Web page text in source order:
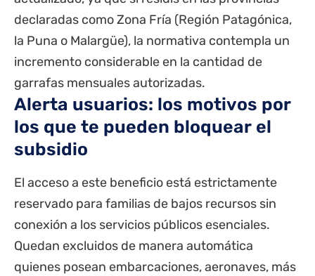
declaradas como Zona Fría (Región Patagónica,
la Puna o Malargüe), la normativa contempla un
incremento considerable en la cantidad de
garrafas mensuales autorizadas.
Alerta usuarios: los motivos por
los que te pueden bloquear el
subsidio
El acceso a este beneficio está estrictamente
reservado para familias de bajos recursos sin
conexión a los servicios públicos esenciales.
Quedan excluidos de manera automática
quienes posean embarcaciones, aeronaves, más